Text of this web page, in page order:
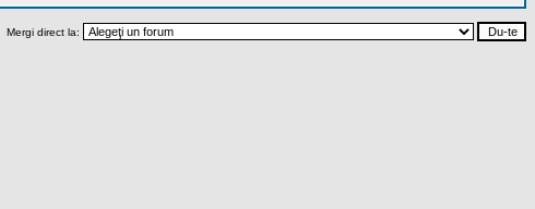
Mergi direct la: